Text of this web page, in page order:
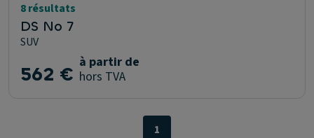
8 résultats
DS No 7
SUV
562 € à partir de
hors TVA
1